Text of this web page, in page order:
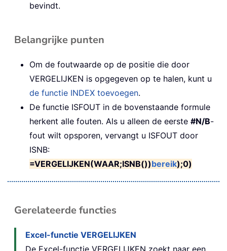
bevindt.
Belangrijke punten
Om de foutwaarde op de positie die door
VERGELIJKEN is opgegeven op te halen, kunt u
de functie INDEX toevoegen.
De functie ISFOUT in de bovenstaande formule
herkent alle fouten. Als u alleen de eerste #N/B-
fout wilt opsporen, vervangt u ISFOUT door
ISNB:
=VERGELIJKEN(WAAR;ISNB())bereik);0)
Gerelateerde functies
Excel-functie VERGELIJKEN